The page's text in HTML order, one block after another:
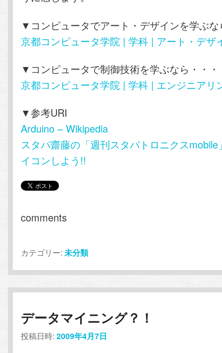
▼コンピュータでアート・デザインを学ぶ
京都コンピュータ学院 | 学科 | アート・デザ
▼コンピュータで制御技術を学ぶなら・・・
京都コンピュータ学院 | 学科 | エンジニアリ
▼参考URI
Arduino – Wikipedia
スタパ齋藤の「週刊スタパトロニクス
イコンしよう!!
comments
カテゴリー: 未分類
データマイニング？！
投稿日時:2009年4月7日